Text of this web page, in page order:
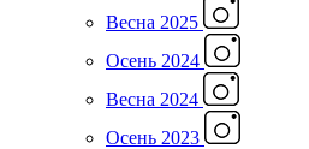
Весна 2025
Осень 2024
Весна 2024
Осень 2023